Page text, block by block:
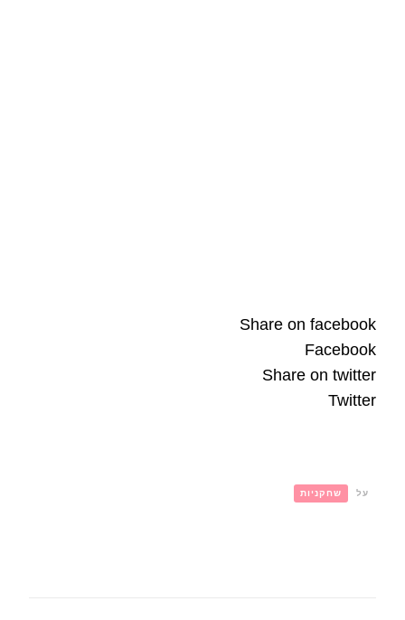
Share on facebook
Facebook
Share on twitter
Twitter
על שחקניות